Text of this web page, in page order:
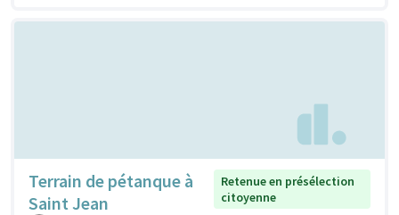
Terrain de pétanque à
Saint Jean
Retenue en présélection
citoyenne